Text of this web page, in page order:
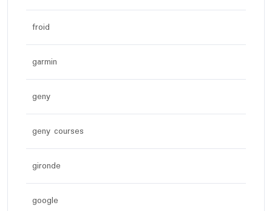
froid
garmin
geny
geny courses
gironde
google